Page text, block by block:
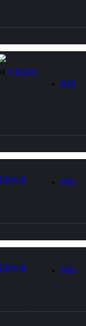
只看该作
举报
该作者 举报
该作者 举报